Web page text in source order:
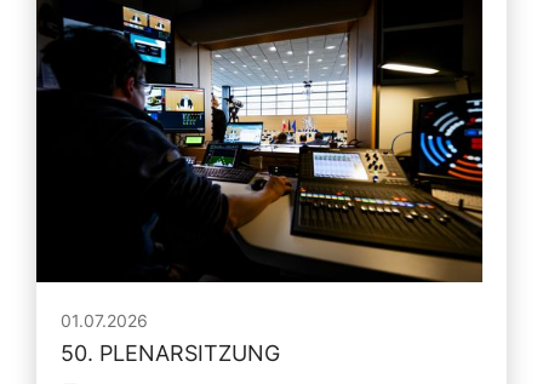
01.07.2026
50. PLENARSITZUNG